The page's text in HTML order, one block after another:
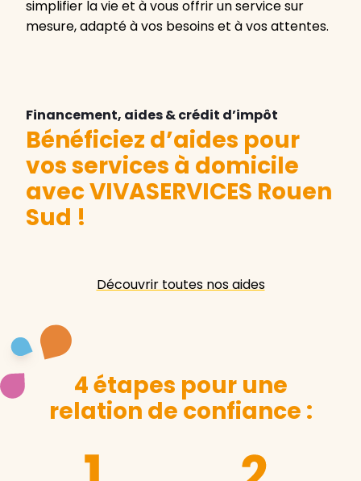
simplifier la vie et à vous offrir un service sur
mesure, adapté à vos besoins et à vos attentes.
Financement, aides & crédit d’impôt
Bénéficiez d’aides pour
vos services à domicile
avec VIVASERVICES Rouen
Sud !
Découvrir toutes nos aides
4 étapes pour une
relation de confiance :